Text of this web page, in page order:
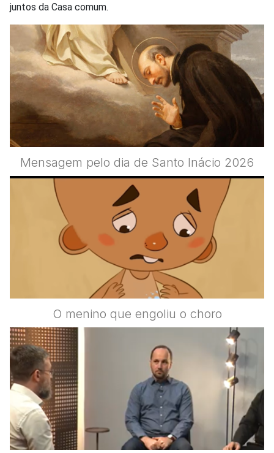
juntos da Casa comum.
Mensagem pelo dia de Santo Inácio 2026
O menino que engoliu o choro